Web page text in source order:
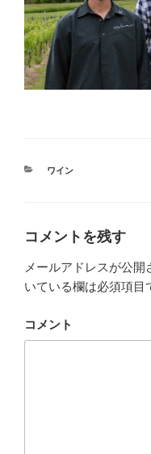
カ
ー
ワイン
コメントを残す
メールアドレスが公開
いている欄は必須項目
コメント